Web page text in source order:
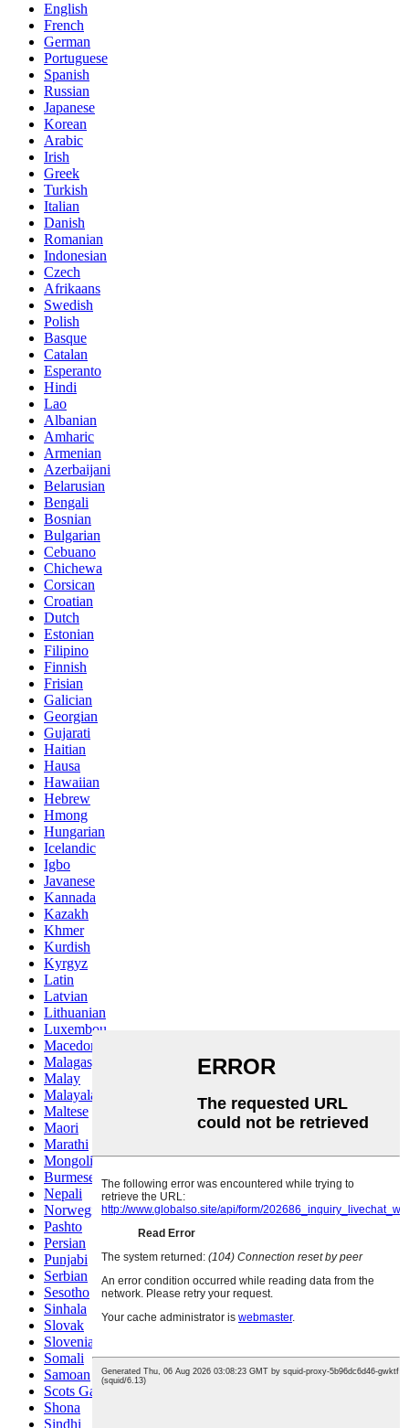
English
French
German
Portuguese
Spanish
Russian
Japanese
Korean
Arabic
Irish
Greek
Turkish
Italian
Danish
Romanian
Indonesian
Czech
Afrikaans
Swedish
Polish
Basque
Catalan
Esperanto
Hindi
Lao
Albanian
Amharic
Armenian
Azerbaijani
Belarusian
Bengali
Bosnian
Bulgarian
Cebuano
Chichewa
Corsican
Croatian
Dutch
Estonian
Filipino
Finnish
Frisian
Galician
Georgian
Gujarati
Haitian
Hausa
Hawaiian
Hebrew
Hmong
Hungarian
Icelandic
Igbo
Javanese
Kannada
Kazakh
Khmer
Kurdish
Kyrgyz
Latin
Latvian
Lithuanian
Luxembou..
Macedonian
Malagasy
Malay
Malayalam
Maltese
Maori
Marathi
Mongolian
Burmese
Nepali
Norwegian
Pashto
Persian
Punjabi
Serbian
Sesotho
Sinhala
Slovak
Slovenian
Somali
Samoan
Scots Gaelic
Shona
Sindhi